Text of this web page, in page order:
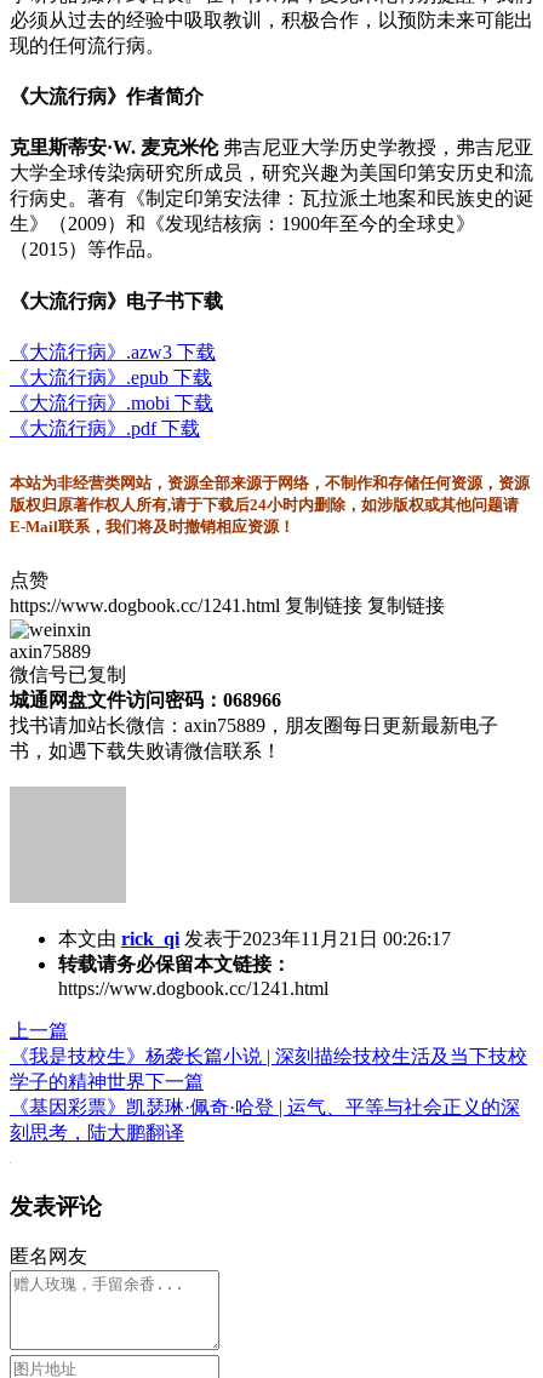
必须从过去的经验中吸取教训，积极合作，以预防未来可能出
现的任何流行病。
《大流行病》作者简介
克里斯蒂安·W. 麦克米伦弗吉尼亚大学历史学教授，弗吉尼亚
大学全球传染病研究所成员，研究兴趣为美国印第安历史和流
行病史。著有《制定印第安法律：瓦拉派土地案和民族史的诞
生》（2009）和《发现结核病：1900年至今的全球史》
（2015）等作品。
《大流行病》电子书下载
《大流行病》.azw3 下载
《大流行病》.epub 下载
《大流行病》.mobi 下载
《大流行病》.pdf 下载
本站为非经营类网站，资源全部来源于网络，不制作和存储任何资源，资源
版权归原著作权人所有,请于下载后24小时内删除，如涉版权或其他问题请
E-Mail联系，我们将及时撤销相应资源！
点赞
https://www.dogbook.cc/1241.html 复制链接 复制链接
axin75889
微信号已复制
城通网盘文件访问密码：068966
找书请加站长微信：axin75889，朋友圈每日更新最新电子
书，如遇下载失败请微信联系！
本文由 rick_qi 发表于2023年11月21日 00:26:17
转载请务必保留本文链接：
https://www.dogbook.cc/1241.html
上一篇
《我是技校生》杨袭长篇小说 | 深刻描绘技校生活及当下技校
学子的精神世界下一篇
《基因彩票》凯瑟琳·佩奇·哈登 | 运气、平等与社会正义的深
刻思考，陆大鹏翻译
发表评论
匿名网友